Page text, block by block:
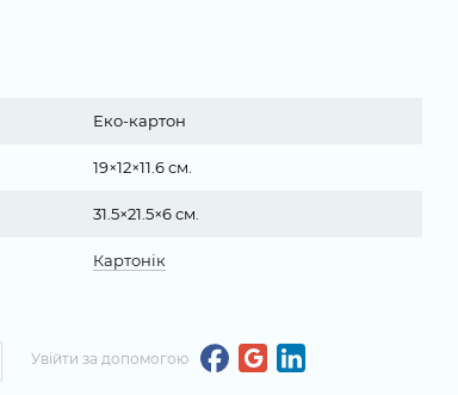
Еко-картон
19×12×11.6 см.
31.5×21.5×6 см.
Картонік
Увійти за допомогою